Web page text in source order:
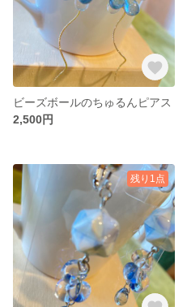
ビーズボールのちゅるんピアス
2,500円
残り1点